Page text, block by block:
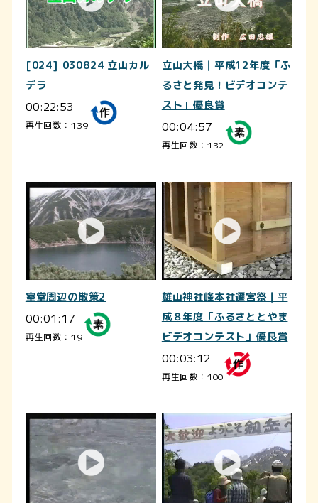
[024] 030824 立山カル
デラ
00:22:53
再生回数：139
立山大橋｜平成12年度「ふ
るさと発見！ビデオコンテ
スト」優良賞
00:04:57
再生回数：132
室堂周辺の散策2
00:01:17
再生回数：19
雄山神社峰本社遷宮祭｜平
成８年度「ふるさととやま
ビデオコンテスト」優良賞
00:03:12
再生回数：100